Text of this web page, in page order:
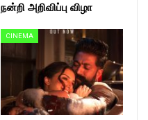
நன்றி அறிவிப்பு விழா
CINEMA